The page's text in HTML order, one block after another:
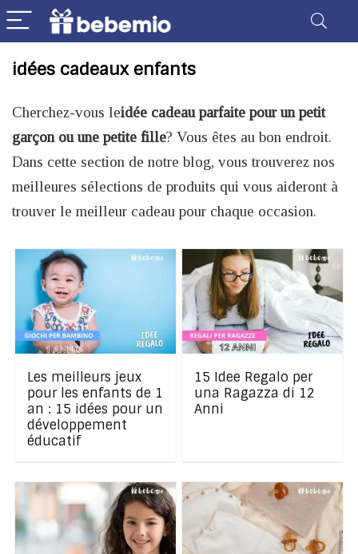
idées cadeaux enfants
Cherchez-vous leidée cadeau parfaite pour un petit
garçon ou une petite fille? Vous êtes au bon endroit.
Dans cette section de notre blog, vous trouverez nos
meilleures sélections de produits qui vous aideront à
trouver le meilleur cadeau pour chaque occasion.
Les meilleurs jeux
pour les enfants de 1
an : 15 idées pour un
développement
éducatif
15 Idee Regalo per
una Ragazza di 12
Anni